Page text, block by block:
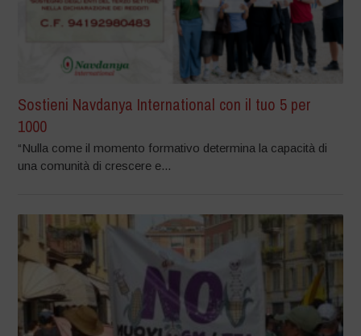
Sostieni Navdanya International con il tuo 5 per
1000
“Nulla come il momento formativo determina la capacità di
una comunità di crescere e...